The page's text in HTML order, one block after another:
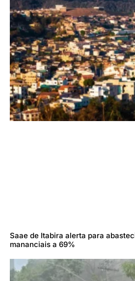
Saae de Itabira alerta para
mananciais a 69%